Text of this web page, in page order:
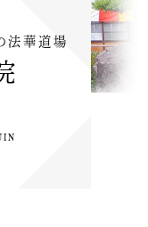
法華道場